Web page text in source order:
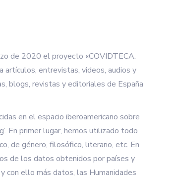
de 2020 el proyecto «COVIDTECA.
artículos, entrevistas, videos, audios y
blogs, revistas y editoriales de España
en el espacio iberoamericano sobre
En primer lugar, hemos utilizado todo
de género, filosófico, literario, etc. En
de los datos obtenidos por países y
con ello más datos, las Humanidades